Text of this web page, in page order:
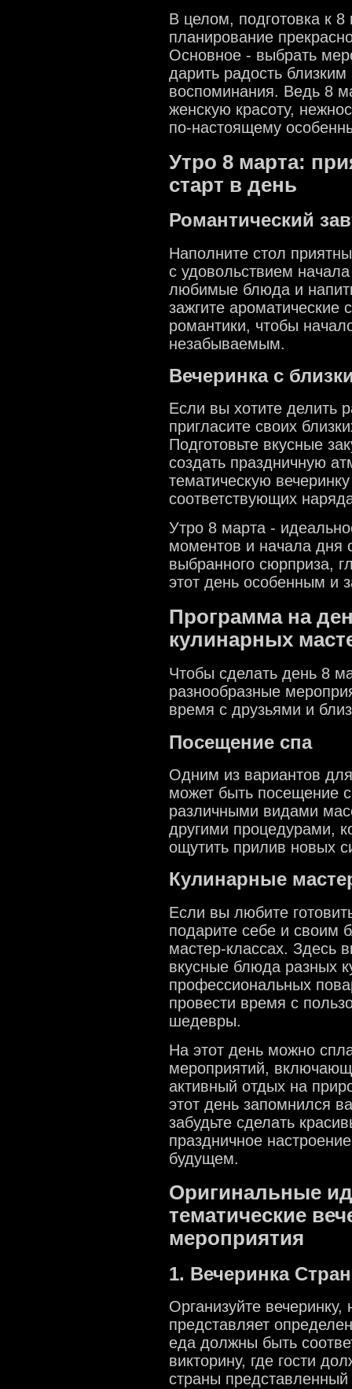
В целом, подготовка к
планирование
Основное - выбрать
дарить радость
воспоминания. Ведь 8
женскую красоту,
по-настоящему
Утро 8 марта:
старт в день
Романтический
Наполните стол
с удовольствием
любимые блюда и
зажгите ароматические
романтики, чтобы
незабываемым.
Вечеринка с
Если вы хотите делить
пригласите своих
Подготовьте вкусные
создать праздничную
тематическую
соответствующих
Утро 8 марта -
моментов и начала дня
выбранного сюрприза,
этот день особенным и
Программа на
кулинарных
Чтобы сделать день 8
разнообразные
время с друзьями и
Посещение спа
Одним из вариантов
может быть посещение
различными видами
другими процедурами,
ощутить прилив новых
Кулинарные
Если вы любите
подарите себе и своим
мастер-классах. Здесь
вкусные блюда разных
профессиональных
провести время с
шедевры.
На этот день можно
мероприятий,
активный отдых на
этот день запомнился
забудьте сделать
праздничное
будущем.
Оригинальные
тематические
мероприятия
1. Вечеринка
Организуйте вечеринку,
представляет
еда должны быть
викторину, где гости
страны